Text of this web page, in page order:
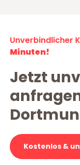
Unverbindlicher
Minuten!
Jetzt
Kostenlos &